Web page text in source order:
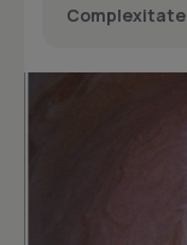
Complexitate